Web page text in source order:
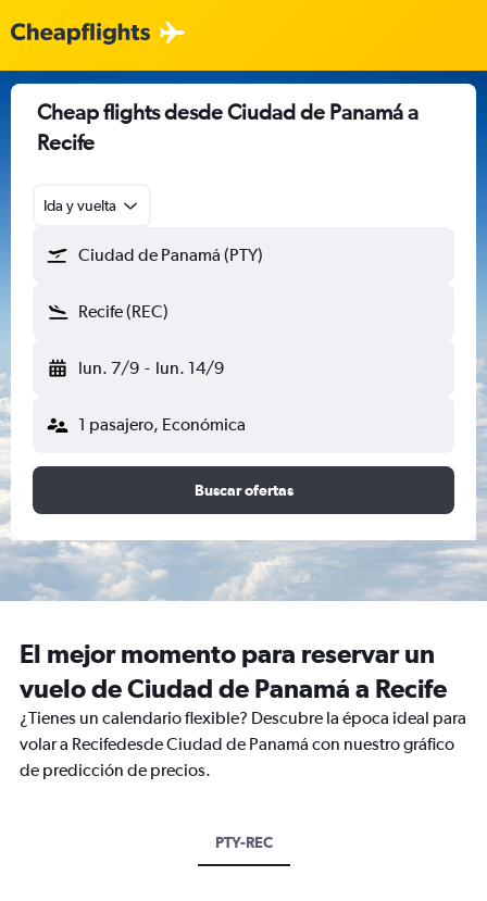
Cheap flights desde Ciudad de Panamá a
Recife
Ida y vuelta
Ciudad de Panamá (PTY)
Recife (REC)
lun. 7/9 - lun. 14/9
1 pasajero, Económica
Buscar ofertas
El mejor momento para reservar un
vuelo de Ciudad de Panamá a Recife
¿Tienes un calendario flexible? Descubre la época ideal para
volar a Recifedesde Ciudad de Panamá con nuestro gráfico
de predicción de precios.
PTY-REC